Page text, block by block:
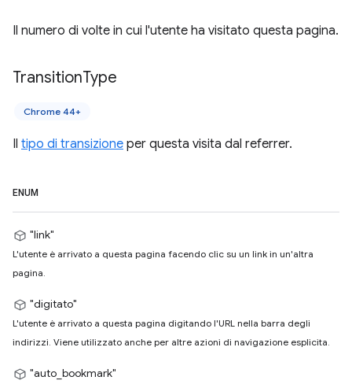
Il numero di volte in cui l'utente ha visitato questa pagina.
TransitionType
Chrome 44+
Il tipo di transizione per questa visita dal referrer.
ENUM
"link"
L'utente è arrivato a questa pagina facendo clic su un link in un'altra
pagina.
"digitato"
L'utente è arrivato a questa pagina digitando l'URL nella barra degli
indirizzi. Viene utilizzato anche per altre azioni di navigazione esplicita.
"auto_bookmark"